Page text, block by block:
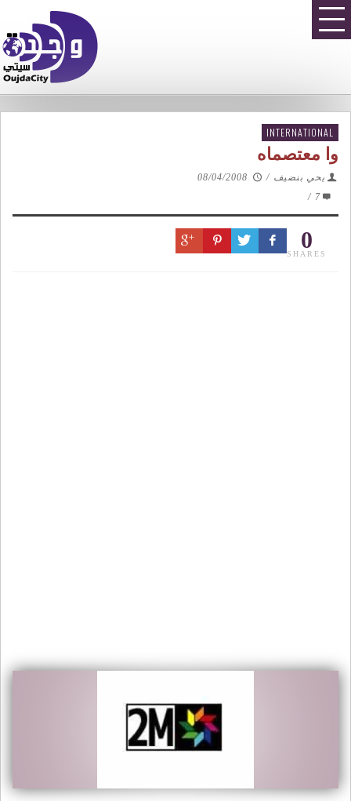
INTERNATIONAL
وا معتصماه
يحي بنضيف /
08/04/2008
7
/
0
SHARES